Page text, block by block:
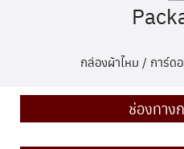
กล่องผ้าไหม / การ์ด
ช่องทาง